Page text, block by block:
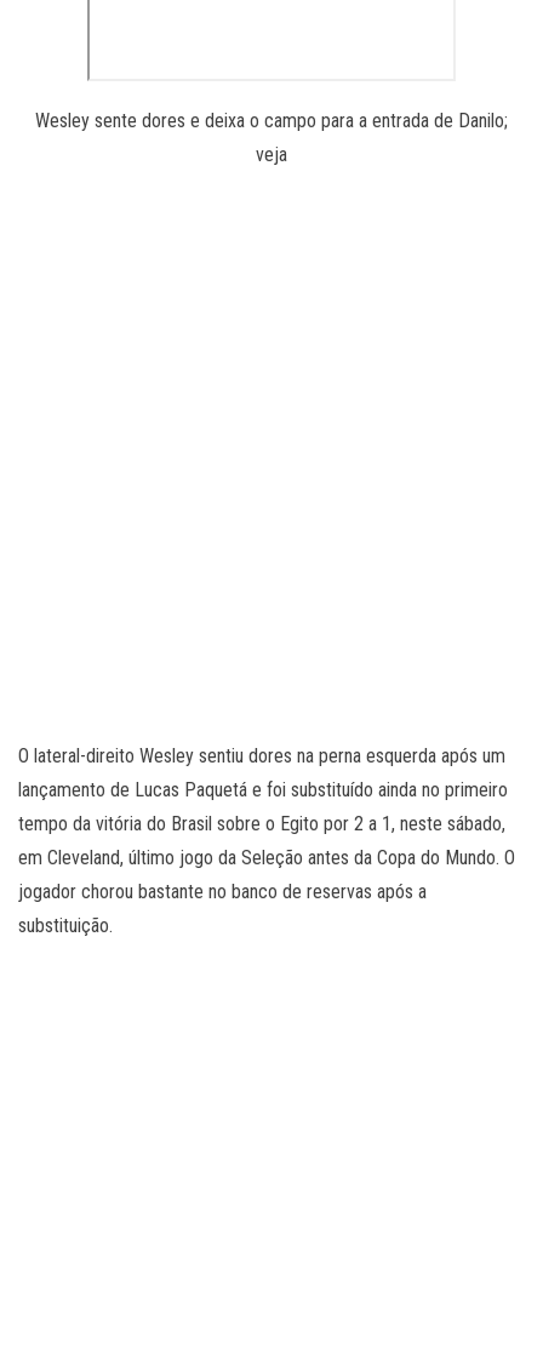
Wesley sente dores e deixa o campo para a entrada de Danilo;
veja
O lateral-direito Wesley sentiu dores na perna esquerda após um
lançamento de Lucas Paquetá e foi substituído ainda no primeiro
tempo da vitória do Brasil sobre o Egito por 2 a 1, neste sábado,
em Cleveland, último jogo da Seleção antes da Copa do Mundo. O
jogador chorou bastante no banco de reservas após a
substituição.